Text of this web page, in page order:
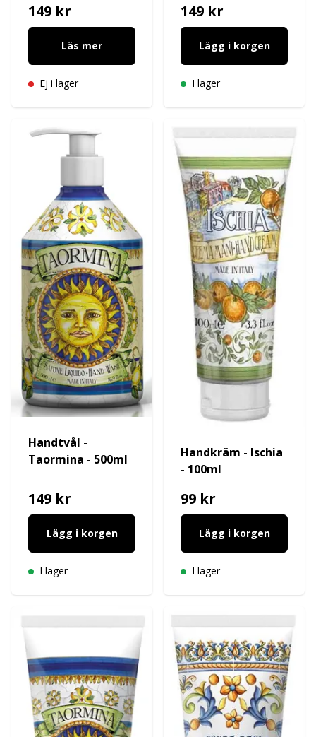
149 kr
Läs mer
Ej i lager
149 kr
Lägg i korgen
I lager
Handtvål -
Taormina - 500ml
149 kr
Lägg i korgen
I lager
Handkräm - Ischia
- 100ml
99 kr
Lägg i korgen
I lager